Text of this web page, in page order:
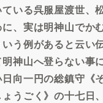
いる呉服屋渡世
、実は明神山でか
う例があると云い
神山へ登らない
向一円の総鎮守《
うごく》の十七